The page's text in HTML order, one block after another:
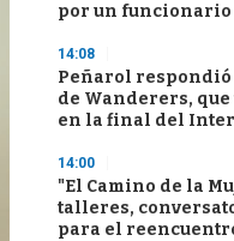
por un
14:08
Peñarol
de Wanderers,
en la final del
14:00
"El Camino de la
talleres,
para el